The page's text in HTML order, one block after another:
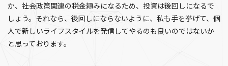
か、社会政策関連の税金頼みになるため、投資は後回しになるで
しょう。それなら、後回しにならないように、私も手を挙げて、個
人で新しいライフスタイルを発信してやるのも良いのではないか
と思っております。